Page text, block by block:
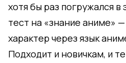
хотя бы раз погружался
тест на «знание аниме»
характер через язык
Подходит и новичкам, и